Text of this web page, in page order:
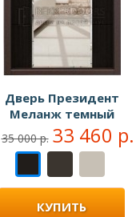
Дверь Президент
Меланж темный
(Внутренняя)
35 000 р. 33 460 р.
КУПИТЬ